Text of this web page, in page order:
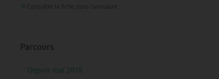
Parcours
Depuis mai 2018